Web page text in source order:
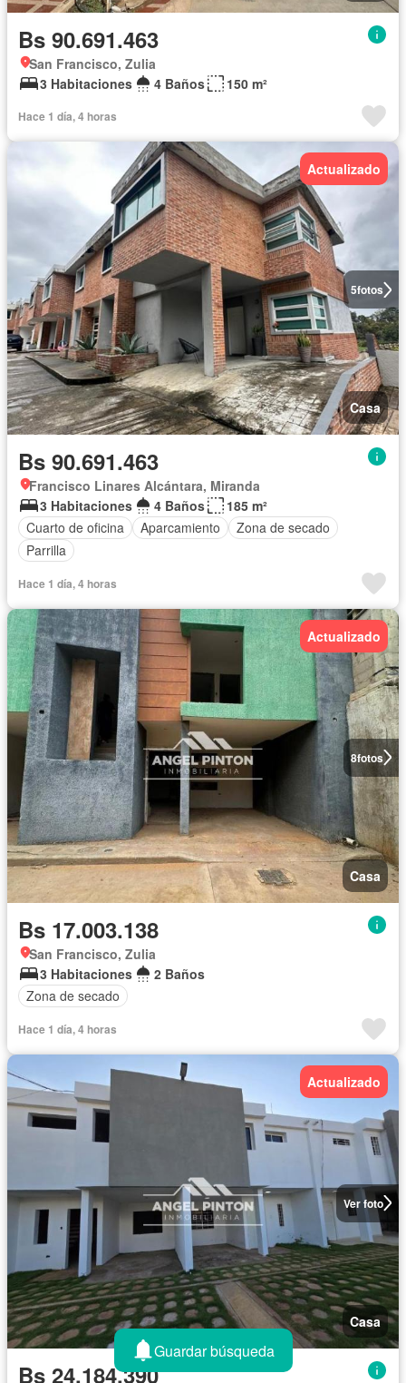
Bs 90.691.463
San Francisco, Zulia
3 Habitaciones
4 Baños 150 m²
Hace 1 día, 4 horas
5fotos
Actualizado
Casa
Bs 90.691.463
Francisco Linares Alcántara, Miranda
3 Habitaciones
4 Baños
185 m²
Cuarto de oficina
Aparcamiento
Zona de secado
Parrilla
Hace 1 día, 4 horas
8fotos
Actualizado
Casa
Bs 17.003.138
San Francisco, Zulia
3 Habitaciones
2 Baños
Zona de secado
Hace 1 día, 4 horas
Ver foto
Actualizado
Casa
Bs 24.184.390
Guardar búsqueda